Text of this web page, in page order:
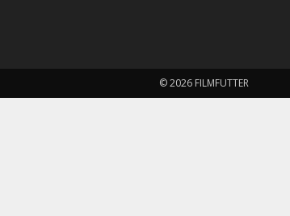
© 2026 FILMFUTTER